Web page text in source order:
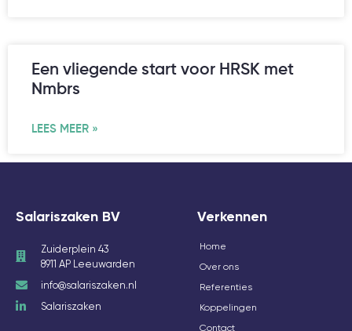
Een vliegende start voor HRSK met
Nmbrs
LEES MEER »
Salariszaken BV
Zuiderplein 43
8911 AP Leeuwarden
info@salariszaken.nl
Salariszaken
Verkennen
Home
Over ons
Referenties
Koppelingen
Contact